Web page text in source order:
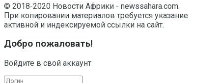
© 2018-2020 Новости Африки - newssahara.com.
При копировании материалов требуется указание
активной и индексируемой ссылки на сайт.
Добро пожаловать!
Войдите в свой аккаунт